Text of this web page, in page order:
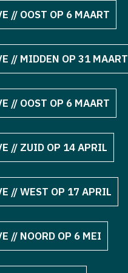
// OOST OP 6 MAART
// MIDDEN OP 31 MAART
// OOST OP 6 MAART
// ZUID OP 14 APRIL
// WEST OP 17 APRIL
// NOORD OP 6 MEI